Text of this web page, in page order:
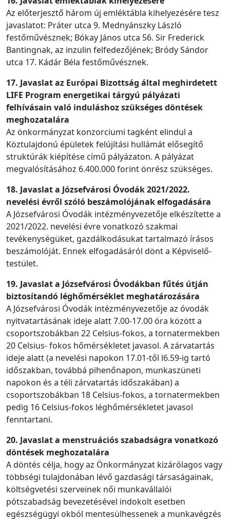
Az előterjesztő három új emléktábla kihelyezésére tesz
javaslatot: Práter utca 9. Mednyánszky László
festőművésznek; Bókay János utca 56. Sir Frederick
Bantingnak, az inzulin felfedezőjének; Bródy Sándor
utca 17. Kádár Béla festőművésznek.
17. Javaslat az Európai Bizottság által meghirdetett
LIFE Program energetikai tárgyú pályázati
felhívásain való induláshoz szükséges döntések
meghozatalára
Az önkormányzat konzorciumi tagként elindul a
Köztulajdonú épületek felújítási hullámát elősegítő
struktúrák kiépítése című pályázaton. A pályázat
megvalósításához 6.400.000 forint önrész szükséges.
18. Javaslat a Józsefvárosi Óvodák 2021/2022.
nevelési évről szóló beszámolójának elfogadására
A Józsefvárosi Óvodák intézményvezetője elkészítette a
2021/2022. nevelési évre vonatkozó szakmai
tevékenységüket, gazdálkodásukat tartalmazó írásos
beszámolóját. Ennek elfogadásáról dönt a Képviselő-
testület.
19. Javaslat a Józsefvárosi Óvodákban fűtés útján
biztosítandó léghőmérséklet meghatározására
A Józsefvárosi Óvodák intézményvezetője az óvodák
nyitvatartásának ideje alatt 7.00-17.00 óra között a
csoportszobákban 22 Celsius-fokos, a tornatermekben
20 Celsius- fokos hőmérsékletet javasol. A zárvatartás
ideje alatt (a nevelési napokon 17.01-től l6.59-ig tartó
időszakban, továbbá pihenőnapon, munkaszüneti
napokon és a téli zárvatartás időszakában) a
csoportszobákban 18 Celsius-fokos, a tornatermekben
pedig 16 Celsius-fokos léghőmérsékletet javasol
fenntartani.
20. Javaslat a menstruációs szabadságra vonatkozó
döntések meghozatalára
A döntés célja, hogy az Önkormányzat kizárólagos vagy
többségi tulajdonában lévő gazdasági társaságainak,
költségvetési szerveinek női munkavállalói
pótszabadság bevezetésével indokolt esetben
egészségügyi okból mentesülhessenek a munkavégzés